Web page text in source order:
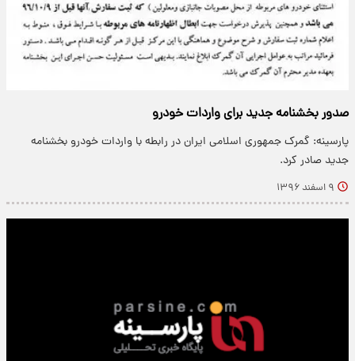
صدور بخشنامه جدید برای واردات خودرو
پارسینه: گمرک جمهوری اسلامی ایران در رابطه با واردات خودرو بخشنامه‌
جدید صادر کرد.
۹ اسفند ۱۳۹۶